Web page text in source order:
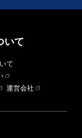
いて
て
運営会社